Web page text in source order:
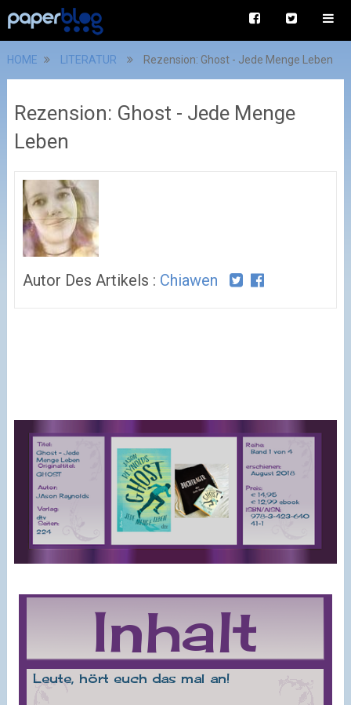
HOME LITERATUR Rezension: Ghost - Jede Menge Leben
Rezension: Ghost - Jede Menge
Leben
Autor Des Artikels : Chiawen